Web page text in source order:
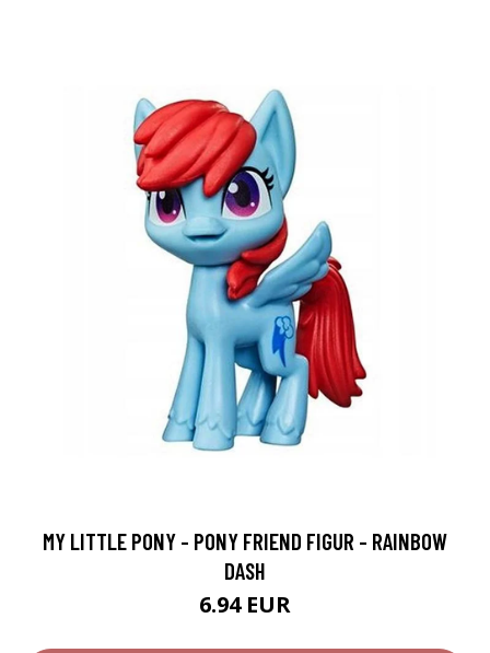
MY LITTLE PONY - PONY FRIEND FIGUR - RAINBOW
DASH
6.94 EUR